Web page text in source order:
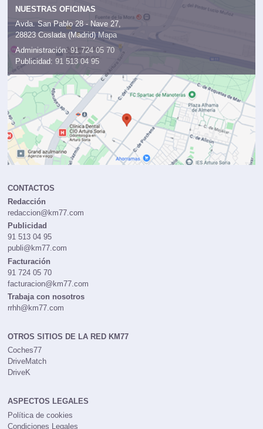
NUESTRAS OFICINAS
Avda. San Pablo 28 - Nave 27,
28823 Coslada (Madrid)
Mapa
Administración:91 724 05 70
Publicidad:
CONTACTOS
Redacción
redaccion@km77.com
Publicidad
91 513 04 95
publi@km77.com
Facturación
91 724 05 70
facturacion@km77.com
Trabaja con nosotros
OTROS SITIOS DE LA RED KM77
Coches77
DriveMatch
ASPECTOS LEGALES
Política de cookies